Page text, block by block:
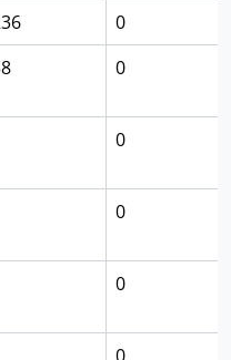
0
0
0
0
0